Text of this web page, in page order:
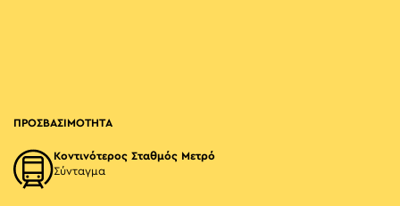
ΠΡΟΣΒΑΣΙΜΟΤΗΤΑ
Κοντινότερος Σταθμός Μετρό
Σύνταγμα